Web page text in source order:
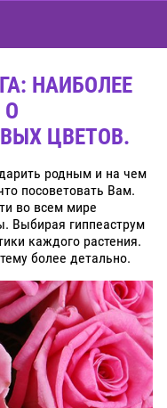
НАИБОЛЕЕ
ЦВЕТОВ.
родным и на чем
посоветовать Вам.
во всем мире
Выбирая гиппеаструм
каждого растения.
более детально.